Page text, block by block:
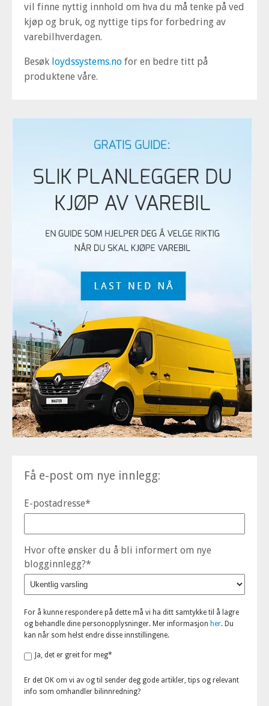
vil finne nyttig innhold om hva du må tenke på ved
kjøp og bruk, og nyttige tips for forbedring av
varebilhverdagen.
Besøk loydssystems.no for en bedre titt på
produktene våre.
Få e-post om nye innlegg:
E-postadresse*
Hvor ofte ønsker du å bli informert om nye
blogginnlegg?*
For å kunne respondere på dette må vi ha ditt samtykke til å lagre
og behandle dine personopplysninger. Mer informasjon her. Du
kan når som helst endre disse innstillingene.
Ja, det er greit for meg*
Er det OK om vi av og til sender deg gode artikler, tips og relevant
info som omhandler bilinnredning?